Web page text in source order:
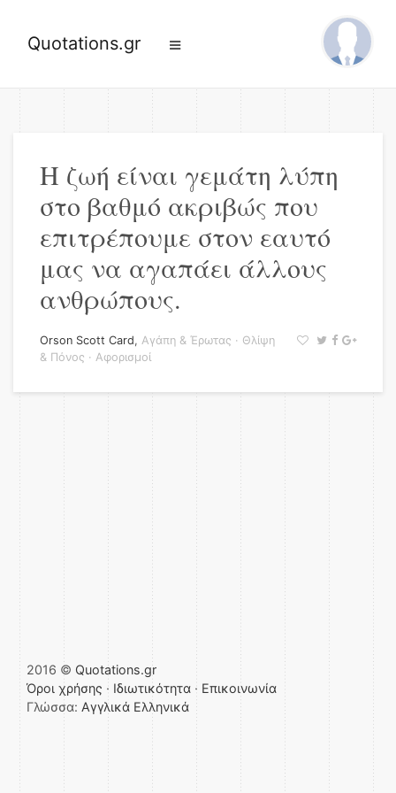
Quotations.gr
Η ζωή είναι γεμάτη λύπη
στο βαθμό ακριβώς που
επιτρέπουμε στον εαυτό
μας να αγαπάει άλλους
ανθρώπους.
Orson Scott Card, Αγάπη & Έρωτας · Θλίψη
& Πόνος · Αφορισμοί
2016 © Quotations.gr
Όροι χρήσης · Ιδιωτικότητα · Επικοινωνία
Γλώσσα: Αγγλικά Ελληνικά